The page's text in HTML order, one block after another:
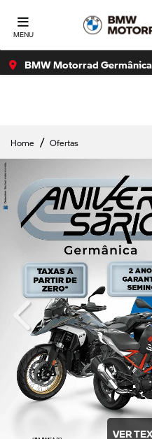
suporte para leitor de tela,
mais sobre
MENU
BMW Motorrad
Home Ofertas
VER
templates.template-